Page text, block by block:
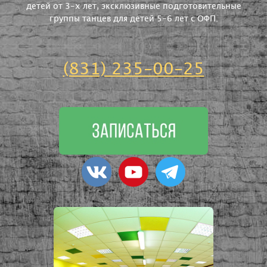
детей от 3-х лет, эксклюзивные подготовительные
группы танцев для детей 5-6 лет с ОФП.
(831) 235-00-25